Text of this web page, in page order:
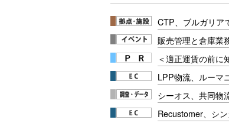
CTP、ブルガリア
販売管理と倉庫業
＜適正運賃の前に
LPP物流、ルーマ
シーオス、共同物
Recustomer、シ